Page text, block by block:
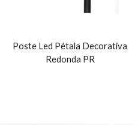
Poste Led Pétala Decorativa
Redonda PR